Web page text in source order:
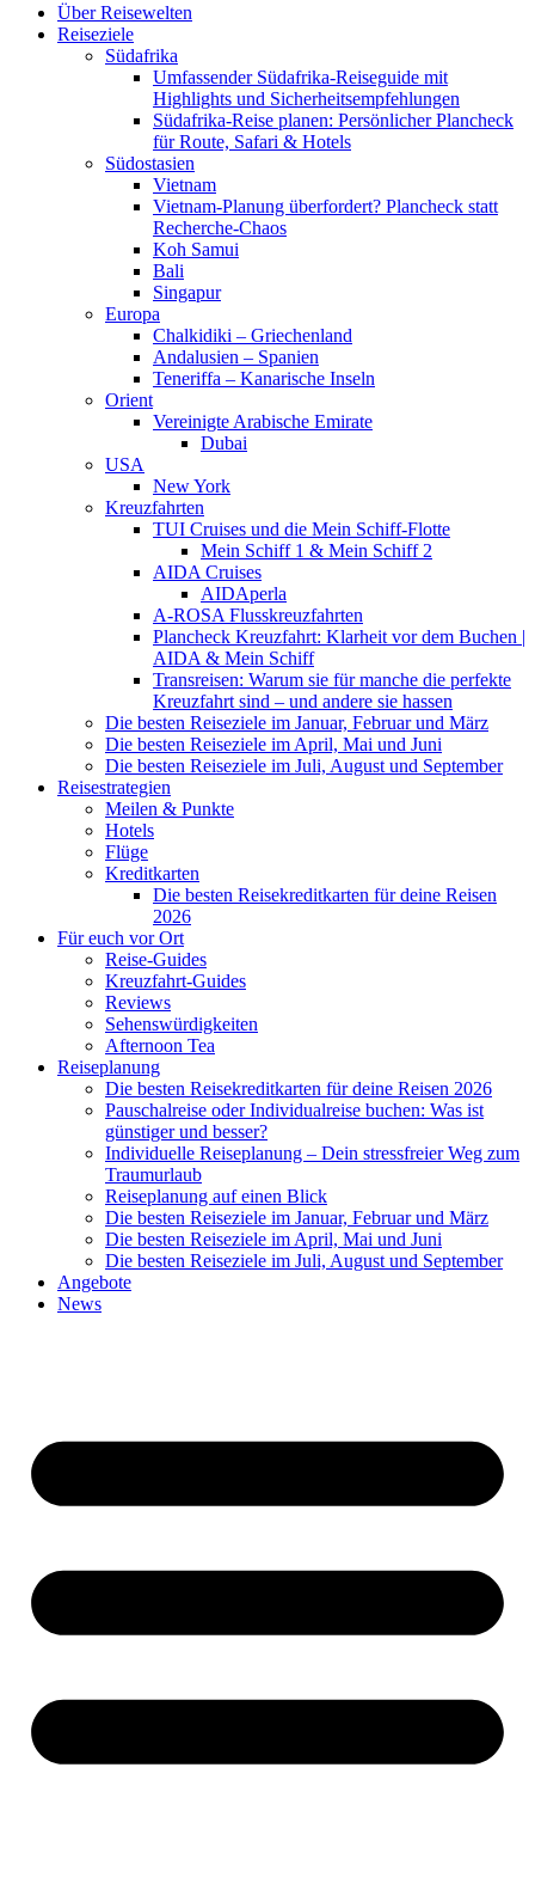
Über Reisewelten
Reiseziele
Südafrika
Umfassender Südafrika-Reiseguide mit
Highlights und Sicherheitsempfehlungen
Südafrika-Reise planen: Persönlicher Plancheck
für Route, Safari & Hotels
Südostasien
Vietnam
Vietnam-Planung überfordert? Plancheck statt
Recherche-Chaos
Koh Samui
Bali
Singapur
Europa
Chalkidiki – Griechenland
Andalusien – Spanien
Teneriffa – Kanarische Inseln
Orient
Vereinigte Arabische Emirate
Dubai
USA
New York
Kreuzfahrten
TUI Cruises und die Mein Schiff-Flotte
Mein Schiff 1 & Mein Schiff 2
AIDA Cruises
AIDAperla
A-ROSA Flusskreuzfahrten
Plancheck Kreuzfahrt: Klarheit vor dem Buchen |
AIDA & Mein Schiff
Transreisen: Warum sie für manche die perfekte
Kreuzfahrt sind – und andere sie hassen
Die besten Reiseziele im Januar, Februar und März
Die besten Reiseziele im April, Mai und Juni
Die besten Reiseziele im Juli, August und September
Reisestrategien
Meilen & Punkte
Hotels
Flüge
Kreditkarten
Die besten Reisekreditkarten für deine Reisen
2026
Für euch vor Ort
Reise-Guides
Kreuzfahrt-Guides
Reviews
Sehenswürdigkeiten
Afternoon Tea
Reiseplanung
Die besten Reisekreditkarten für deine Reisen 2026
Pauschalreise oder Individualreise buchen: Was ist
günstiger und besser?
Individuelle Reiseplanung – Dein stressfreier Weg zum
Traumurlaub
Reiseplanung auf einen Blick
Die besten Reiseziele im Januar, Februar und März
Die besten Reiseziele im April, Mai und Juni
Die besten Reiseziele im Juli, August und September
Angebote
News